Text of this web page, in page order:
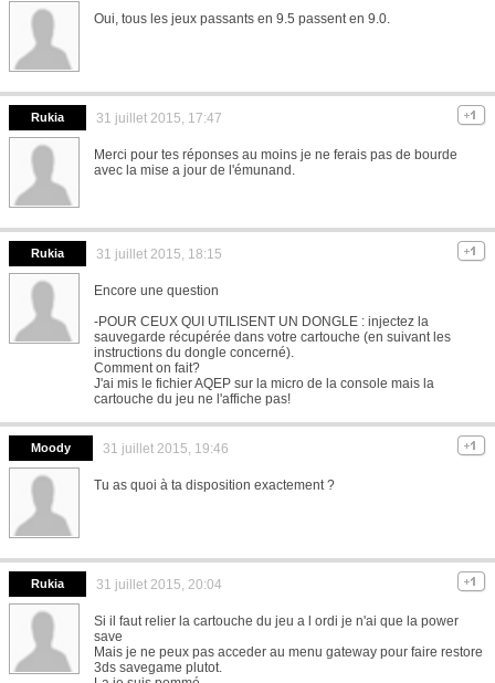
Oui, tous les jeux passants en 9.5 passent en 9.0.
Rukia 31 juillet 2015, 17:47
Merci pour tes réponses au moins je ne ferais pas de bourde
avec la mise a jour de l'émunand.
Rukia 31 juillet 2015, 18:15
Encore une question
-POUR CEUX QUI UTILISENT UN DONGLE : injectez la
sauvegarde récupérée dans votre cartouche (en suivant les
instructions du dongle concerné).
Comment on fait?
J'ai mis le fichier AQEP sur la micro de la console mais la
cartouche du jeu ne l'affiche pas!
Moody 31 juillet 2015, 19:46
Tu as quoi à ta disposition exactement ?
Rukia 31 juillet 2015, 20:04
Si il faut relier la cartouche du jeu a l ordi je n'ai que la power
save
Mais je ne peux pas acceder au menu gateway pour faire restore
3ds savegame plutot.